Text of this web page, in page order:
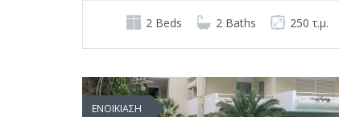
2 Beds 2 Baths 250 τ.μ.
ΕΝΟΙΚΙΑΣΗ